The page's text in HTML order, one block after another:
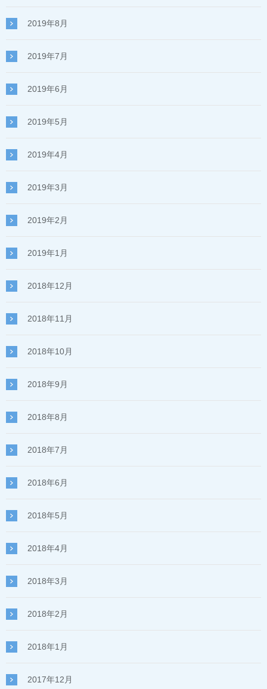
2019年8月
2019年7月
2019年6月
2019年5月
2019年4月
2019年3月
2019年2月
2019年1月
2018年12月
2018年11月
2018年10月
2018年9月
2018年8月
2018年7月
2018年6月
2018年5月
2018年4月
2018年3月
2018年2月
2018年1月
2017年12月